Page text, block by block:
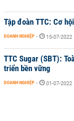
Tập đoàn TTC: Cơ
DOANH NGHIỆP - 15-07-2022
TTC Sugar (SBT):
triển bền vững
DOANH NGHIỆP - 01-07-2022